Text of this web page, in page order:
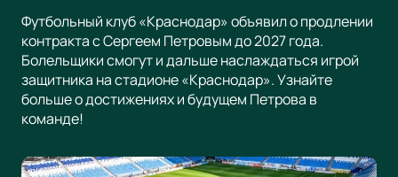
Футбольный клуб «Краснодар» объявил о продлении
контракта с Сергеем Петровым до 2027 года.
Болельщики смогут и дальше наслаждаться игрой
защитника на стадионе «Краснодар». Узнайте
больше о достижениях и будущем Петрова в
команде!